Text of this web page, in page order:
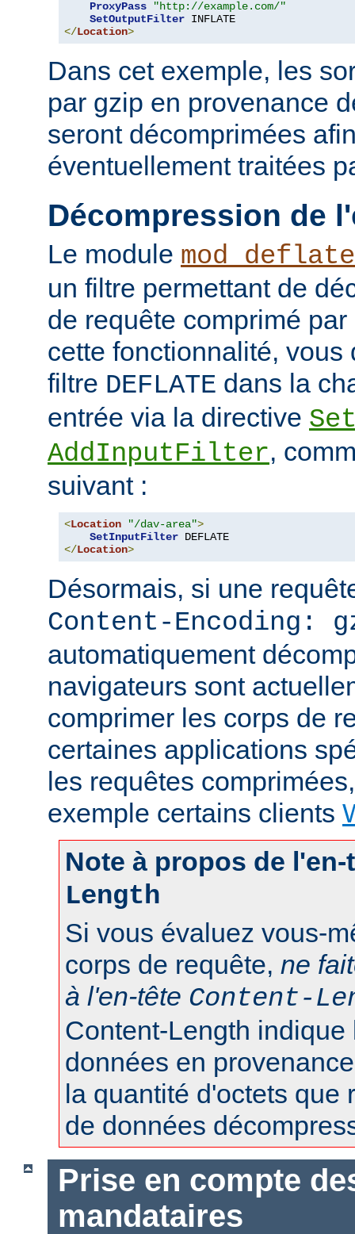
ProxyPass
"http://example.com/"
SetOutputFilter
</Location>
Dans cet exemple, les
par gzip en provenance
seront décomprimées
éventuellement traitées
Décompression de
Le module mod_deflate
un filtre permettant de
de requête comprimé
cette fonctionnalité, vous
filtre DEFLATE dans la
entrée via la directive
AddInputFilter,
suivant :
<Location "/dav-area">
SetInputFilter
</Location>
Désormais, si une
Content-Encoding:
automatiquement
navigateurs sont
comprimer les corps de
certaines applications
les requêtes
exemple certains clients
Note à propos de
Length
Si vous évaluez vous-
corps de requête, ne
à l'en-tête Content-
Content-Length
données en
la quantité d'octets que
de données
Prise en compte
mandataires